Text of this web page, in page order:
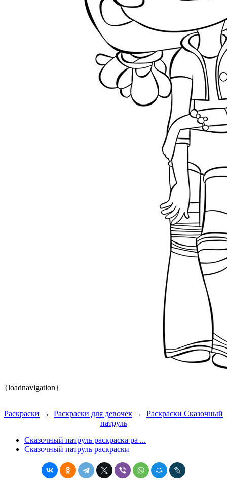
{loadnavigation}
Раскраски → Раскраски для девочек → Раскраски Сказочный
патруль
Сказочный патруль раскраска ра ...
Сказочный патруль раскраски